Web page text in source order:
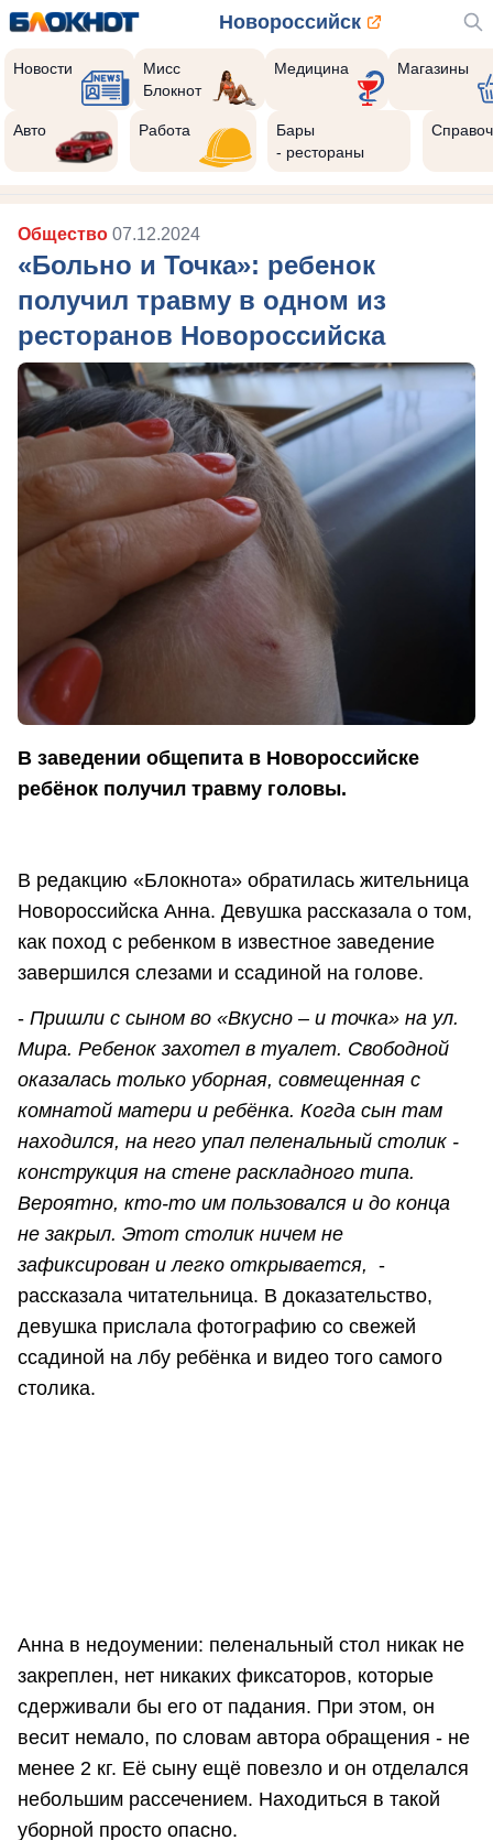
Новороссийск
Новости
Мисс
Блокнот
Медицина Магазины
Авто Работа
Бары
- рестораны
Общество 07.12.2024
«Больно и Точка»: ребенок
получил травму в одном из
ресторанов Новороссийска
В заведении общепита в Новороссийске
ребёнок получил травму головы.
В редакцию «Блокнота» обратилась жительница
Новороссийска Анна. Девушка рассказала о том,
как поход с ребенком в известное заведение
завершился слезами и ссадиной на голове.
- Пришли с сыном во «Вкусно – и точка» на ул.
Мира. Ребенок захотел в туалет. Свободной
оказалась только уборная, совмещенная с
комнатой матери и ребёнка. Когда сын там
находился, на него упал пеленальный столик -
конструкция на стене раскладного типа.
Вероятно, кто-то им пользовался и до конца
не закрыл. Этот столик ничем не
зафиксирован и легко открывается, -
рассказала читательница. В доказательство,
девушка прислала фотографию со свежей
ссадиной на лбу ребёнка и видео того самого
столика.
Анна в недоумении: пеленальный стол никак не
закреплен, нет никаких фиксаторов, которые
сдерживали бы его от падания. При этом, он
весит немало, по словам автора обращения - не
менее 2 кг. Её сыну ещё повезло и он отделался
небольшим рассечением. Находиться в такой
уборной просто опасно.